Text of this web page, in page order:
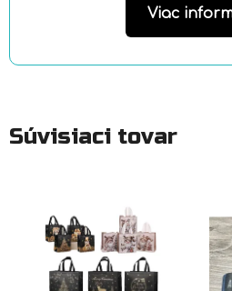
Viac
Súvisiaci tovar